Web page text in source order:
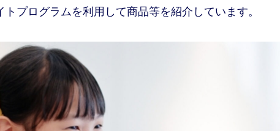
プログラムを利用して商品等を紹介しています。